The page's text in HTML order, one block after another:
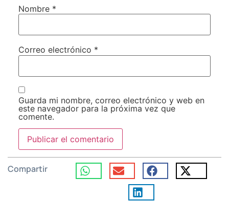
Nombre *
Correo electrónico *
Guarda mi nombre, correo electrónico y web en
este navegador para la próxima vez que
comente.
Compartir